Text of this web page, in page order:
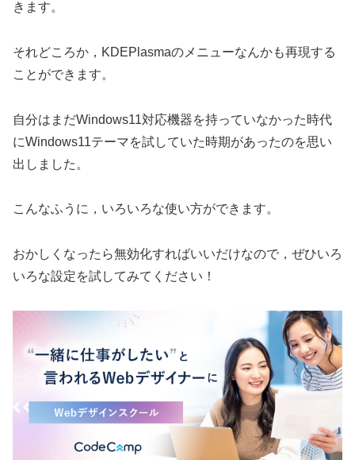
きます。
それどころか，KDEPlasmaのメニューなんかも再現する
ことができます。
自分はまだWindows11対応機器を持っていなかった時代
にWindows11テーマを試していた時期があったのを思い
出しました。
こんなふうに，いろいろな使い方ができます。
おかしくなったら無効化すればいいだけなので，ぜひいろ
いろな設定を試してみてください！